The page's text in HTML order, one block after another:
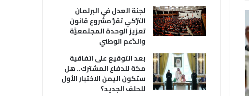
لجنة العدل في البرلمان
التُّركي تقرُّ مشروع قانون
تعزيز الوحدة المجتمعيَّة
والدَّعم الوطني
بعد التوقيع على اتفاقية
مكة للدفاع المشترك.. هل
ستكون اليمن الاختبار الأول
للحلف الجديد؟